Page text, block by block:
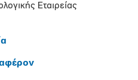
Εταιρείας